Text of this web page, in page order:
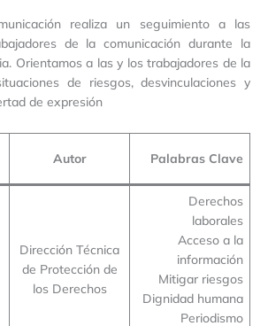
realiza un seguimiento a las
de la comunicación durante la
Orientamos a las y los trabajadores de la
de riesgos, desvinculaciones y
de expresión
Autor Palabras Clave
Dirección Técnica
de Protección de
los Derechos
Derechos
laborales
Acceso a la
información
Mitigar riesgos
Dignidad humana
Periodismo